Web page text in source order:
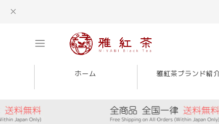
ホーム 雅紅茶ブランド紹